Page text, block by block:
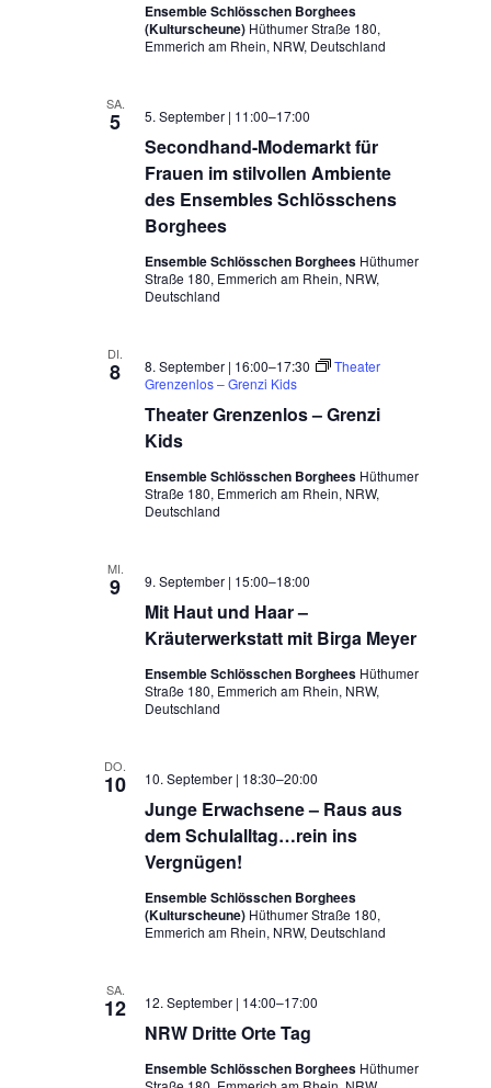
Ensemble Schlösschen Borghees
(Kulturscheune) Hüthumer Straße 180,
Emmerich am Rhein, NRW, Deutschland
SA.
5
Secondhand-Modemarkt für
Frauen im stilvollen Ambiente
des Ensembles Schlösschens
Borghees
5. September | 11:00–17:00
Ensemble Schlösschen Borghees Hüthumer
Straße 180, Emmerich am Rhein, NRW,
Deutschland
DI.
8
Theater Grenzenlos – Grenzi
Kids
8. September | 16:00–17:30
Theater
Grenzenlos – Grenzi Kids
Ensemble Schlösschen Borghees Hüthumer
Straße 180, Emmerich am Rhein, NRW,
Deutschland
MI.
9
Mit Haut und Haar –
Kräuterwerkstatt mit Birga Meyer
9. September | 15:00–18:00
Ensemble Schlösschen Borghees Hüthumer
Straße 180, Emmerich am Rhein, NRW,
Deutschland
DO.
10
Junge Erwachsene – Raus aus
dem Schulalltag…rein ins
Vergnügen!
10. September | 18:30–20:00
Ensemble Schlösschen Borghees
(Kulturscheune) Hüthumer Straße 180,
Emmerich am Rhein, NRW, Deutschland
SA.
12
NRW Dritte Orte Tag
12. September | 14:00–17:00
Ensemble Schlösschen Borghees Hüthumer